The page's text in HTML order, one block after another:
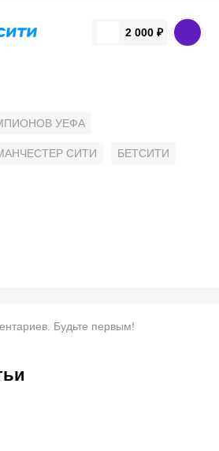
2 000 ₽
УЕФА
СИТИ БЕТСИТИ
Будьте первым!